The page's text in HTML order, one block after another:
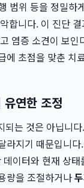
범위 등을 정밀
합니다. 이 진단
염증 소견이 보인
에 초점을 맞춘
유연한 조정
는 것은 아닙니
라지기 때문입니
이터와 현재 상
량을 조절하거나